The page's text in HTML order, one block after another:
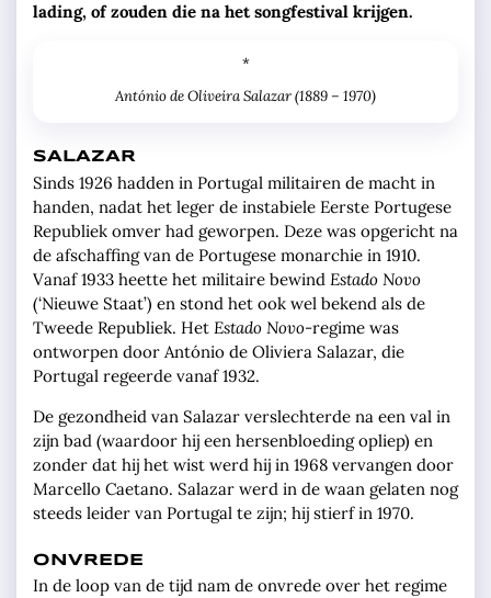
lading, of zouden die na het songfestival krijgen.
*
António de Oliveira Salazar (1889 – 1970)
SALAZAR
Sinds 1926 hadden in Portugal militairen de macht in
handen, nadat het leger de instabiele Eerste Portugese
Republiek omver had geworpen. Deze was opgericht na
de afschaffing van de Portugese monarchie in 1910.
Vanaf 1933 heette het militaire bewind Estado Novo
(‘Nieuwe Staat’) en stond het ook wel bekend als de
Tweede Republiek. Het Estado Novo-regime was
ontworpen door António de Oliviera Salazar, die
Portugal regeerde vanaf 1932.
De gezondheid van Salazar verslechterde na een val in
zijn bad (waardoor hij een hersenbloeding opliep) en
zonder dat hij het wist werd hij in 1968 vervangen door
Marcello Caetano. Salazar werd in de waan gelaten nog
steeds leider van Portugal te zijn; hij stierf in 1970.
ONVREDE
In de loop van de tijd nam de onvrede over het regime